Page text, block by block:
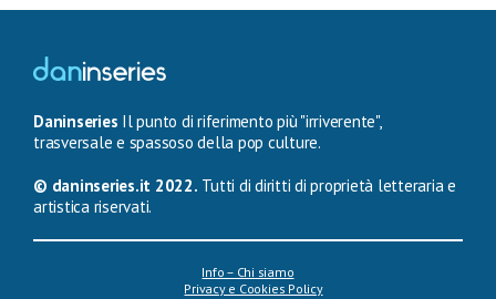
Daninseries Il punto di riferimento più "irriverente",
trasversale e spassoso della pop culture.
© daninseries.it 2022. Tutti di diritti di proprietà letteraria e
artistica riservati.
Info – Chi siamo
Privacy e Cookies Policy